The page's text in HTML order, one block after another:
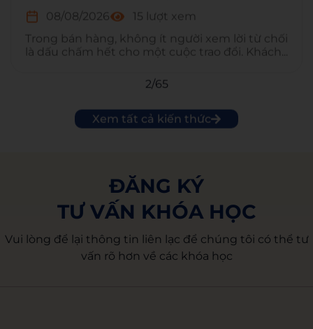
Xem tất cả kiến thức
3/65
08/08/2026
15 lượt xem
Trong bán hàng, không ít người xem lời từ chối
là dấu chấm hết cho một cuộc trao đổi. Khách...
ĐĂNG KÝ
TƯ VẤN KHÓA HỌC
Vui lòng để lại thông tin liên lạc để chúng tôi có thể tư
vấn rõ hơn về các khóa học